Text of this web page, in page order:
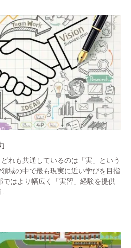
れも共通しているのは「実」という
域の中で最も現実に近い学びを目指
ではより幅広く「実習」経験を提供